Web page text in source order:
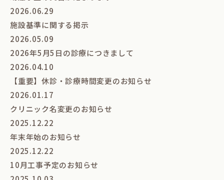
2026.06.29
施設基準に関する掲示
2026.05.09
2026年5月5日の診療につきまして
2026.04.10
【重要】休診・診療時間変更のお知らせ
2026.01.17
クリニック名変更のお知らせ
2025.12.22
年末年始のお知らせ
2025.12.22
10月工事予定のお知らせ